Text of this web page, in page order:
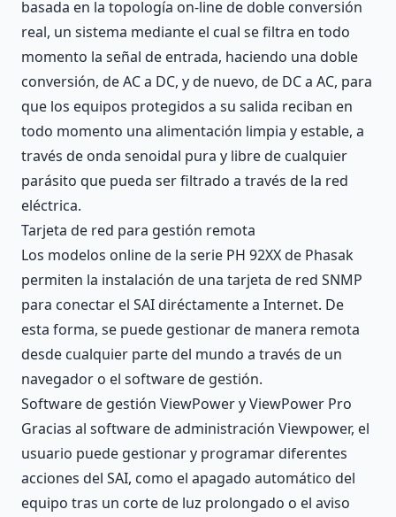
basada en la topología on-line de doble conversión
real, un sistema mediante el cual se filtra en todo
momento la señal de entrada, haciendo una doble
conversión, de AC a DC, y de nuevo, de DC a AC, para
que los equipos protegidos a su salida reciban en
todo momento una alimentación limpia y estable, a
través de onda senoidal pura y libre de cualquier
parásito que pueda ser filtrado a través de la red
eléctrica.
Tarjeta de red para gestión remota
Los modelos online de la serie PH 92XX de Phasak
permiten la instalación de una tarjeta de red SNMP
para conectar el SAI diréctamente a Internet. De
esta forma, se puede gestionar de manera remota
desde cualquier parte del mundo a través de un
navegador o el software de gestión.
Software de gestión ViewPower y ViewPower Pro
Gracias al software de administración Viewpower, el
usuario puede gestionar y programar diferentes
acciones del SAI, como el apagado automático del
equipo tras un corte de luz prolongado o el aviso